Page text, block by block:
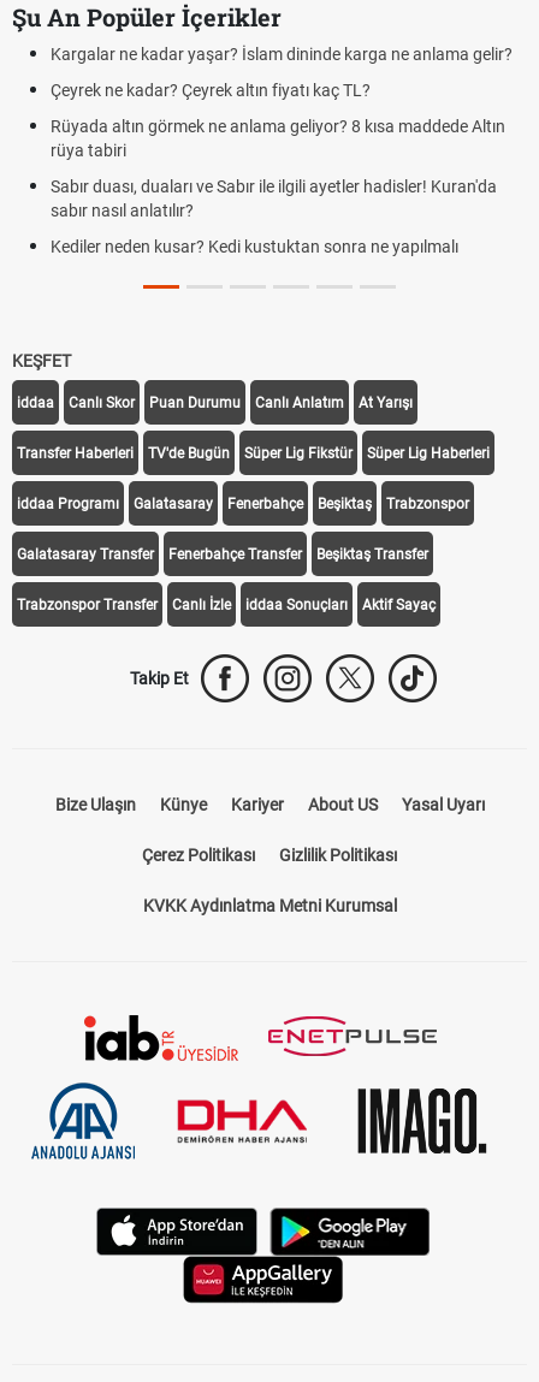
Şu An Popüler İçerikler
Kargalar ne kadar yaşar? İslam dininde karga ne anlama gelir?
Çeyrek ne kadar? Çeyrek altın fiyatı kaç TL?
Rüyada altın görmek ne anlama geliyor? 8 kısa maddede Altın
rüya tabiri
Sabır duası, duaları ve Sabır ile ilgili ayetler hadisler! Kuran'da
sabır nasıl anlatılır?
Kediler neden kusar? Kedi kustuktan sonra ne yapılmalı
KEŞFET
iddaa Canlı Skor Puan Durumu Canlı Anlatım At Yarışı
Transfer Haberleri TV'de Bugün Süper Lig Fikstür Süper Lig Haberleri
iddaa Programı Galatasaray Fenerbahçe Beşiktaş Trabzonspor
Galatasaray Transfer Fenerbahçe Transfer Beşiktaş Transfer
Trabzonspor Transfer Canlı İzle iddaa Sonuçları Aktif Sayaç
Takip Et
Bize Ulaşın Künye Kariyer About US Yasal Uyarı
Çerez Politikası Gizlilik Politikası
KVKK Aydınlatma Metni Kurumsal